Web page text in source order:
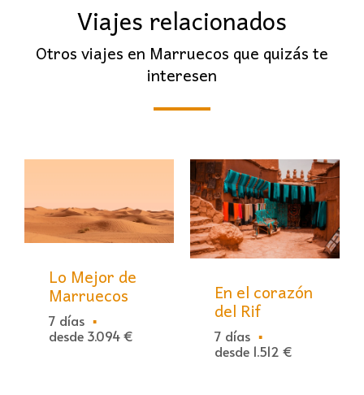
Viajes relacionados
Otros viajes en Marruecos que quizás te
interesen
Lo Mejor de
Marruecos
7 días
desde 3.094 €
En el corazón
del Rif
7 días
desde 1.512 €